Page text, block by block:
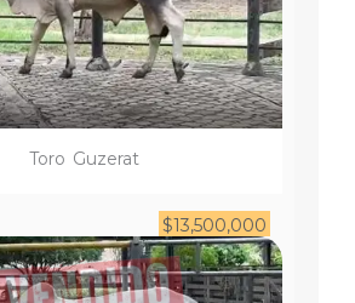
Toro Guzerat
$13,500,000